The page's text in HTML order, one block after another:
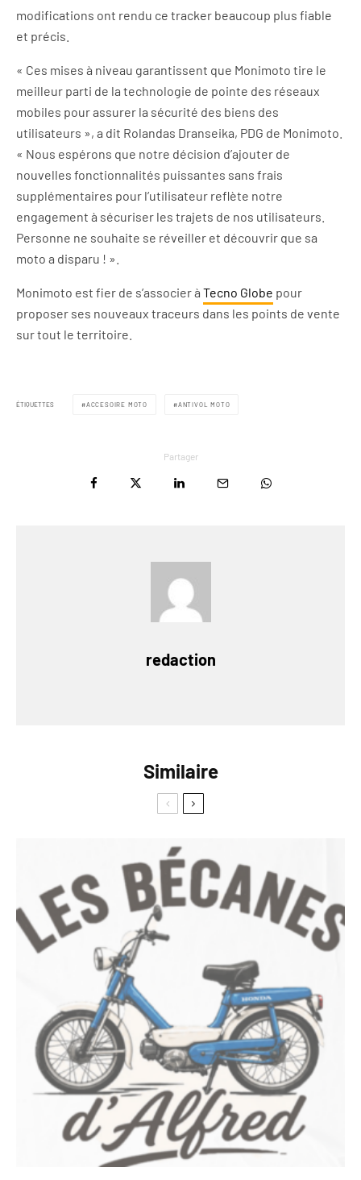
modifications ont rendu ce tracker beaucoup plus fiable
et précis.
« Ces mises à niveau garantissent que Monimoto tire le
meilleur parti de la technologie de pointe des réseaux
mobiles pour assurer la sécurité des biens des
utilisateurs », a dit Rolandas Dranseika, PDG de Monimoto.
« Nous espérons que notre décision d’ajouter de
nouvelles fonctionnalités puissantes sans frais
supplémentaires pour l’utilisateur reflète notre
engagement à sécuriser les trajets de nos utilisateurs.
Personne ne souhaite se réveiller et découvrir que sa
moto a disparu ! ».
Monimoto est fier de s’associer à Tecno Globe pour
proposer ses nouveaux traceurs dans les points de vente
sur tout le territoire.
ÉTIQUETTES ACCESOIRE MOTO ANTIVOL MOTO
Partager
redaction
Similaire